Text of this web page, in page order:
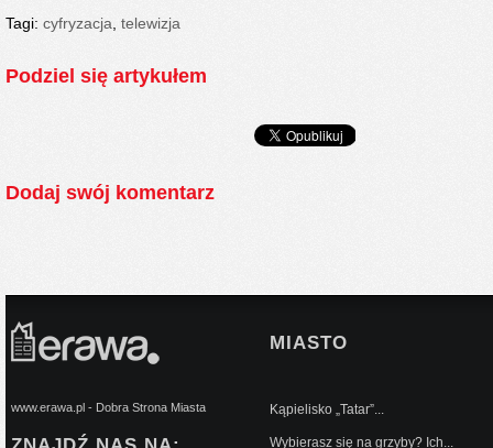
Tagi: cyfryzacja telewizja
Podziel się artykułem
Dodaj swój komentarz
www.erawa.pl - Dobra Strona Miasta
MIASTO
Kąpielisko „Tatar”...
Wybierasz się na grzyby? Ich...